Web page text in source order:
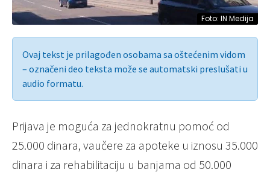
Foto: IN Medija
Ovaj tekst je prilagođen osobama sa oštećenim vidom
– označeni deo teksta može se automatski preslušati u
audio formatu.
Prijava je moguća za jednokratnu pomoć od
25.000 dinara, vaučere za apoteke u iznosu 35.000
dinara i za rehabilitaciju u banjama od 50.000